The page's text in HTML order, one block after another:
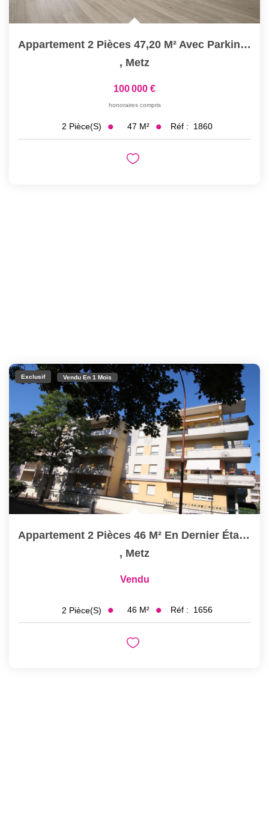
Appartement 2 Pièces 47,20 M² Avec Parking Sécurisé À...
, Metz
100 000 €
honoraires compris
2 Pièce(s) 47 M² Réf : 1860
Exclusif Vendu En 1 Mois
Appartement 2 Pièces 46 M² En Dernier Étage Terrasse Box En...
, Metz
Vendu
2 Pièce(s) 46 M² Réf : 1656